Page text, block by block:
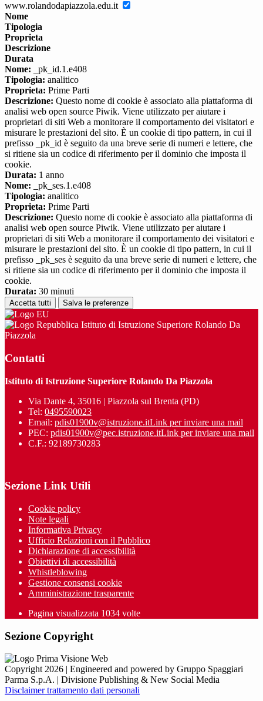
www.rolandodapiazzola.edu.it
Nome
Tipologia
Proprieta
Descrizione
Durata
Nome: _pk_id.1.e408
Tipologia: analitico
Proprieta: Prime Parti
Descrizione: Questo nome di cookie è associato alla piattaforma di
analisi web open source Piwik. Viene utilizzato per aiutare i
proprietari di siti Web a monitorare il comportamento dei visitatori e
misurare le prestazioni del sito. È un cookie di tipo pattern, in cui il
prefisso _pk_id è seguito da una breve serie di numeri e lettere, che
si ritiene sia un codice di riferimento per il dominio che imposta il
cookie.
Durata: 1 anno
Nome: _pk_ses.1.e408
Tipologia: analitico
Proprieta: Prime Parti
Descrizione: Questo nome di cookie è associato alla piattaforma di
analisi web open source Piwik. Viene utilizzato per aiutare i
proprietari di siti Web a monitorare il comportamento dei visitatori e
misurare le prestazioni del sito. È un cookie di tipo pattern, in cui il
prefisso _pk_ses è seguito da una breve serie di numeri e lettere, che
si ritiene sia un codice di riferimento per il dominio che imposta il
cookie.
Durata: 30 minuti
Accetta tutti Salva le preferenze
Istituto di Istruzione Superiore Rolando Da
Piazzola
Contatti
Istituto di Istruzione Superiore Rolando Da Piazzola
Via Dante 4, 35016 | Piazzola sul Brenta (PD)
Tel: 0495590023
Email: pdis01900v@istruzione.itLink per inviare una mail
PEC: pdis01900v@pec.istruzione.itLink per inviare una mail
C.F.: 92189730283
Sezione Link Utili
Cookie policy
Note legali
Informativa Privacy
Ufficio Relazioni con il Pubblico
Dichiarazione di accessibilità
Obiettivi di accessibilità
Whistleblowing
Gestione consensi cookie
Amministrazione trasparente
Pagina visualizzata 1034 volte
Sezione Copyright
Copyright 2026 | Engineered and powered by Gruppo Spaggiari
Parma S.p.A. | Divisione Publishing & New Social Media
Disclaimer trattamento dati personali